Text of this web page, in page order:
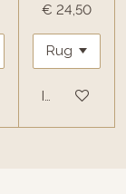
€ 24,50
In